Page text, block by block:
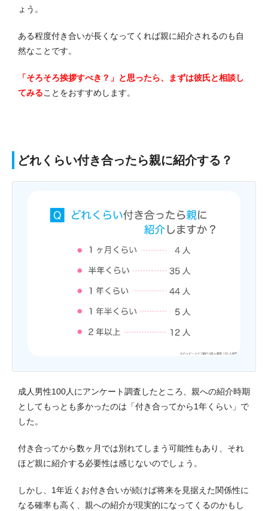
ょう。
ある程度付き合いが長くなってくれば親に紹介されるのも自
然なことです。
「そろそろ挨拶すべき？」と思ったら、まずは彼氏と相談し
てみることをおすすめします。
どれくらい付き合ったら親に紹介する？
成人男性100人にアンケート調査したところ、親への紹介時期
としてもっとも多かったのは「付き合ってから1年くらい」で
した。
付き合ってから数ヶ月では別れてしまう可能性もあり、それ
ほど親に紹介する必要性は感じないのでしょう。
しかし、1年近くお付き合いが続けば将来を見据えた関係性に
なる確率も高く、親への紹介が現実的になってくるのかもし